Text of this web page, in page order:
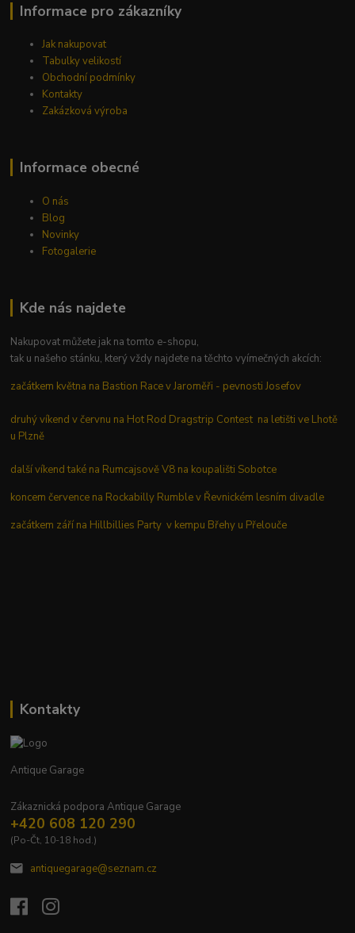
Informace pro zákazníky
Jak nakupovat
Tabulky velikostí
Obchodní podmínky
Kontakty
Zakázková výroba
Informace obecné
O nás
Blog
Novinky
Fotogalerie
Kde nás najdete
Nakupovat můžete jak na tomto e-shopu,
tak u našeho stánku, který vždy najdete na těchto vyímečných akcích:
začátkem května na Bastion Race v Jaroměři - pevnosti Josefov
druhý víkend v červnu na Hot Rod Dragstrip Contest na letišti ve Lhotě
u Plzně
další víkend také na Rumcajsově V8 na koupališti Sobotce
koncem července na Rockabilly Rumble v Řevnickém lesním divadle
začátkem září na Hillbillies Party v kempu Břehy u Přelouče
Kontakty
Antique Garage
Zákaznická podpora Antique Garage
+420 608 120 290
(Po-Čt, 10-18 hod.)
antiquegarage@seznam.cz